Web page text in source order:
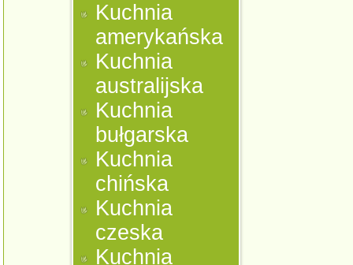
Kuchnia
amerykańska
Kuchnia
australijska
Kuchnia
bułgarska
Kuchnia
chińska
Kuchnia
czeska
Kuchnia